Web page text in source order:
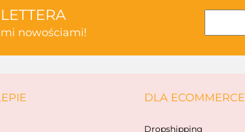
AKSJOMAT
nowościami!
DLA ECOMMERCE
Dropshipping